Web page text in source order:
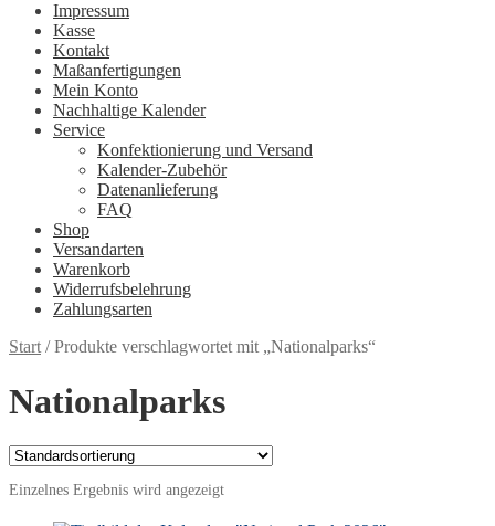
Impressum
Kasse
Kontakt
Maßanfertigungen
Mein Konto
Nachhaltige Kalender
Service
Konfektionierung und Versand
Kalender-Zubehör
Datenanlieferung
FAQ
Shop
Versandarten
Warenkorb
Widerrufsbelehrung
Zahlungsarten
Start /Produkte verschlagwortet mit „Nationalparks“
Nationalparks
Einzelnes Ergebnis wird angezeigt